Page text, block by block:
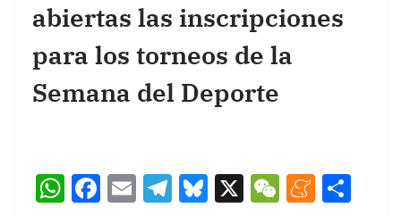
abiertas las inscripciones
para los torneos de la
Semana del Deporte
W F
E
T
Bl X
W M